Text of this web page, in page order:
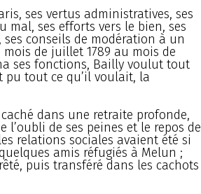
ses vertus administratives, ses
mal, ses efforts vers le bien, ses
conseils de modération à un
de juillet 1789 au mois de
ses fonctions, Bailly voulut tout
pu tout ce qu’il voulait, la
dans une retraite profonde,
l’oubli de ses peines et le repos de
relations sociales avaient été si
amis réfugiés à Melun ;
puis transféré dans les cachots